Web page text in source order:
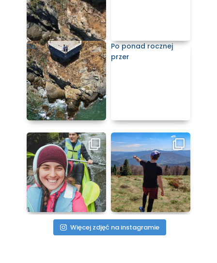
Za
Po ponad rocznej
przer
Więcej zdjęć na instagramie